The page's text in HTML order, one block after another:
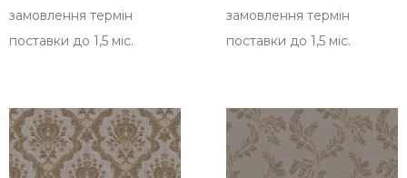
замовлення термін
поставки до 1,5 міс.
замовлення термін
поставки до 1,5 міс.